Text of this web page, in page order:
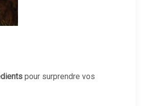
pour surprendre vos